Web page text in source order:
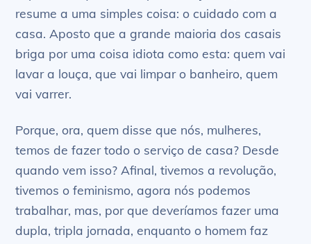
resume a uma simples coisa: o cuidado com a
casa. Aposto que a grande maioria dos casais
briga por uma coisa idiota como esta: quem vai
lavar a louça, que vai limpar o banheiro, quem
vai varrer.
Porque, ora, quem disse que nós, mulheres,
temos de fazer todo o serviço de casa? Desde
quando vem isso? Afinal, tivemos a revolução,
tivemos o feminismo, agora nós podemos
trabalhar, mas, por que deveríamos fazer uma
dupla, tripla jornada, enquanto o homem faz